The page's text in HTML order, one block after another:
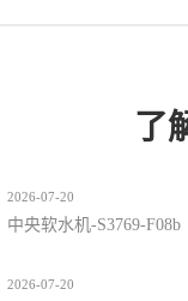
了
2026-07-20
中央软水机-S3769-F08b
2026-07-20